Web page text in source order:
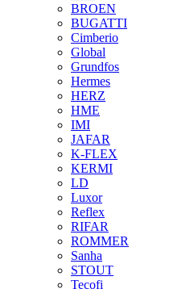
BROEN
BUGATTI
Cimberio
Global
Grundfos
Hermes
HERZ
HME
IMI
JAFAR
K-FLEX
KERMI
LD
Luxor
Reflex
RIFAR
ROMMER
Sanha
STOUT
Tecofi